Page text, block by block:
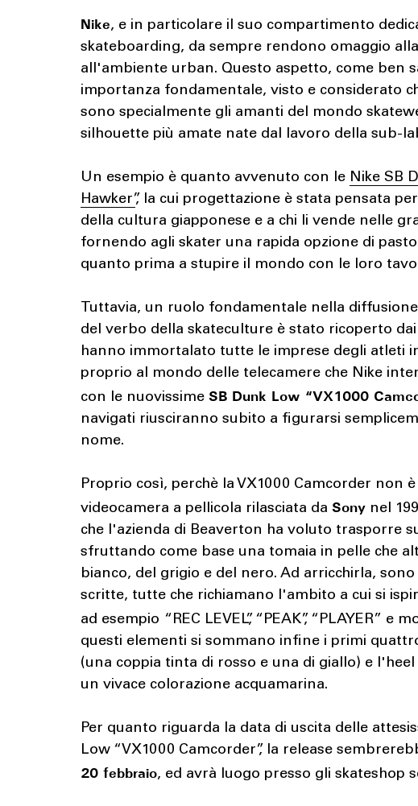
Nike, e in particolare il suo compartimento
skateboarding, da sempre rendono omaggio
all'ambiente urban. Questo aspetto, come ben
importanza fondamentale, visto e considerato
sono specialmente gli amanti del mondo
silhouette più amate nate dal lavoro della sub-
Un esempio è quanto avvenuto con le Nike SB
Hawker”, la cui progettazione è stata pensata
della cultura giapponese e a chi li vende nelle
fornendo agli skater una rapida opzione di
quanto prima a stupire il mondo con le loro
Tuttavia, un ruolo fondamentale nella
del verbo della skateculture è stato ricoperto
hanno immortalato tutte le imprese degli atleti
proprio al mondo delle telecamere che Nike
con le nuovissimeSB Dunk Low “VX1000
navigati riusciranno subito a figurarsi
nome.
Proprio così, perchè la VX1000 Camcorder non
videocamera a pellicola rilasciata daSony nel
che l'azienda di Beaverton ha voluto trasporre
sfruttando come base una tomaia in pelle che
bianco, del grigio e del nero. Ad arricchirla,
scritte, tutte che richiamano l'ambito a cui si
ad esempio “REC LEVEL”, “PEAK”, “PLAYER” e
questi elementi si sommano infine i primi
(una coppia tinta di rosso e una di giallo) e
un vivace colorazione acquamarina.
Per quanto riguarda la data di uscita delle
Low “VX1000 Camcorder”, la release
20 febbraio, ed avrà luogo presso gli skateshop